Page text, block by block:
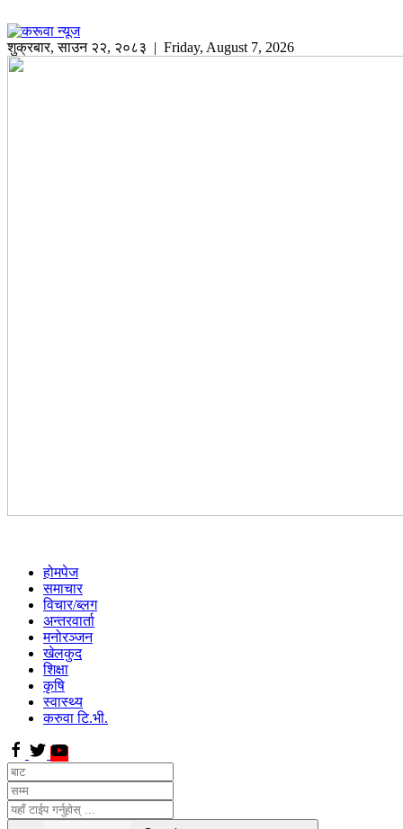
शुक्रबार,साउन २२, २०८३ | Friday, August 7, 2026
होमपेज
समाचार
विचार/ब्लग
अन्तरवार्ता
मनोरञ्जन
खेलकुद
शिक्षा
कृषि
स्वास्थ्य
करुवा टि.भी.